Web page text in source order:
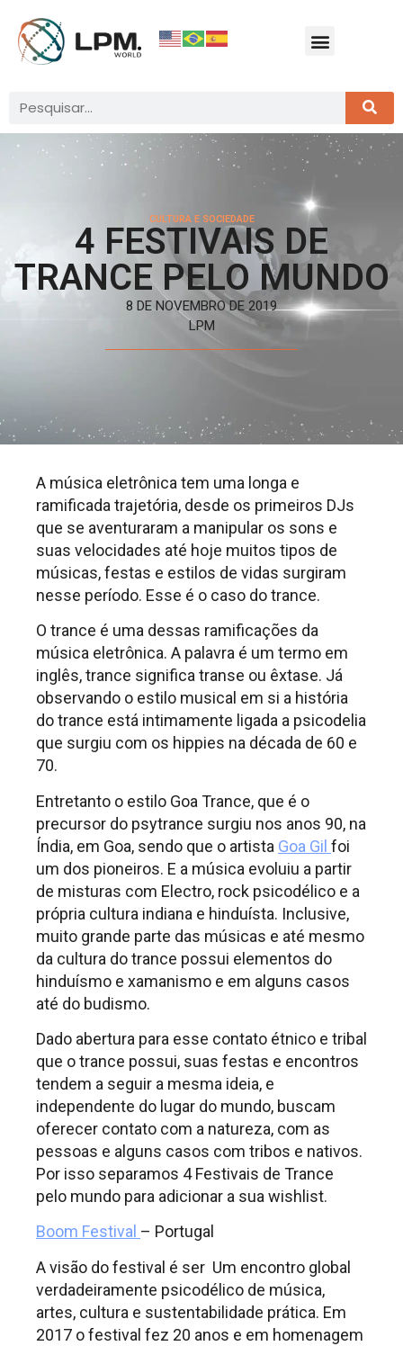
CULTURA E SOCIEDADE
4 FESTIVAIS DE
TRANCE PELO MUNDO
8 DE NOVEMBRO DE 2019
LPM
A música eletrônica tem uma longa e
ramificada trajetória, desde os primeiros DJs
que se aventuraram a manipular os sons e
suas velocidades até hoje muitos tipos de
músicas, festas e estilos de vidas surgiram
nesse período. Esse é o caso do trance.
O trance é uma dessas ramificações da
música eletrônica. A palavra é um termo em
inglês, trance significa transe ou êxtase. Já
observando o estilo musical em si a história
do trance está intimamente ligada a psicodelia
que surgiu com os hippies na década de 60 e
70.
Entretanto o estilo Goa Trance, que é o
precursor do psytrance surgiu nos anos 90, na
Índia, em Goa, sendo que o artista Goa Gil foi
um dos pioneiros. E a música evoluiu a partir
de misturas com Electro, rock psicodélico e a
própria cultura indiana e hinduísta. Inclusive,
muito grande parte das músicas e até mesmo
da cultura do trance possui elementos do
hinduísmo e xamanismo e em alguns casos
até do budismo.
Dado abertura para esse contato étnico e tribal
que o trance possui, suas festas e encontros
tendem a seguir a mesma ideia, e
independente do lugar do mundo, buscam
oferecer contato com a natureza, com as
pessoas e alguns casos com tribos e nativos.
Por isso separamos 4 Festivais de Trance
pelo mundo para adicionar a sua wishlist.
Boom Festival – Portugal
A visão do festival é ser Um encontro global
verdadeiramente psicodélico de música,
artes, cultura e sustentabilidade prática. Em
2017 o festival fez 20 anos e em homenagem